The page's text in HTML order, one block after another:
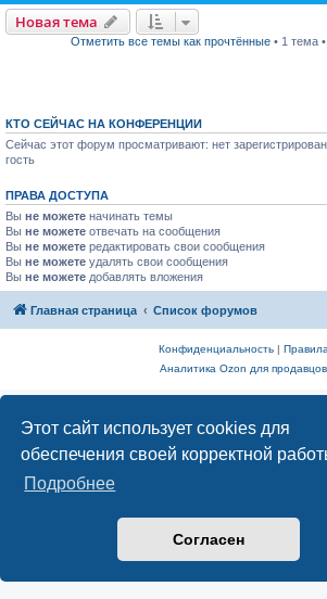
Этот сайт использует cookies для
обеспечения своей корректной
Подробнее
Согласен
Новая тема
Отметить все темы как прочтённые• 1 тема
КТО СЕЙЧАС НА КОНФЕРЕНЦИИ
Сейчас этот форум просматривают: нет
гость
ПРАВА ДОСТУПА
Вы не можете начинать темы
Вы не можете отвечать на сообщения
Вы не можете редактировать свои сообщения
Вы не можете удалять свои сообщения
Вы не можете добавлять вложения
Главная страница Список форумов
Конфиденциальность| Правила
Аналитика Ozon для продавцов